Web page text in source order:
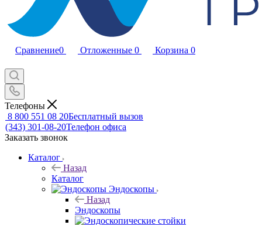
Сравнение0 Отложенные 0 Корзина 0
Телефоны
8 800 551 08 20Бесплатный вызов
(343) 301-08-20Телефон офиса
Заказать звонок
Каталог
Назад
Каталог
Эндоскопы
Назад
Эндоскопы